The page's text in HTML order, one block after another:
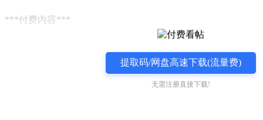
***付费内容***
提取码/网盘高速下载(流量费)
无需注册直接下载!